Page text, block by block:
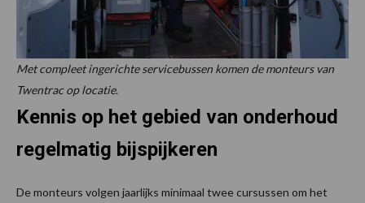
Met compleet ingerichte servicebussen komen de monteurs van
Twentrac op locatie.
Kennis op het gebied van onderhoud
regelmatig bijspijkeren
De monteurs volgen jaarlijks minimaal twee cursussen om het